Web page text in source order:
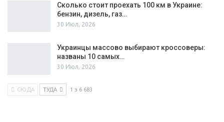
Сколько стоит проехать 100 км в Украине:
бензин, дизель, газ…
30 Июл, 2026
Украинцы массово выбирают кроссоверы:
названы 10 самых…
30 Июл, 2026
СЮДА ТУДА 1 з 6 683